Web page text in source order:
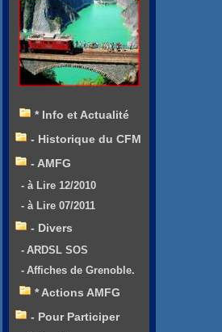
* Info et Actualité
- Historique du CFM
- AMFG
- à Lire 12/2010
- à Lire 07/2011
- Divers
- ARDSL SOS
- Affiches de Grenoble.
* Actions AMFG
- Pour Participer